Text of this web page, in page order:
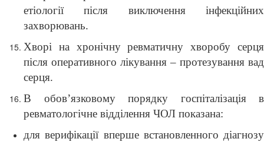
етіології після виключення інфекційних
захворювань.
Хворі на хронічну ревматичну хворобу серця
після оперативного лікування – протезування вад
серця.
В обов’язковому порядку госпіталізація в
ревматологічне відділення ЧОЛ показана:
для верифікації вперше встановленного діагнозу